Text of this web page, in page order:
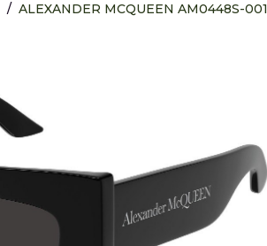
/ ALEXANDER MCQUEEN AM0448S-001